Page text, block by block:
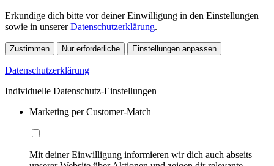
Erkundige dich bitte vor deiner Einwilligung in den Einstellungen
sowie in unsererDatenschutzerklärung.
Zustimmen Nur erforderliche Einstellungen anpassen
Datenschutzerklärung
Individuelle Datenschutz-Einstellungen
Marketing per Customer-Match
Mit deiner Einwilligung informieren wir dich auch abseits